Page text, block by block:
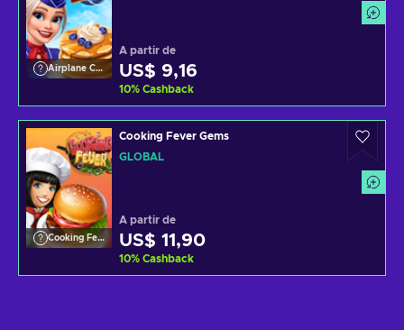
Airplane Chefs
A partir de
US$ 9,16
10% Cashback
Cooking Fever
Cooking Fever Gems
GLOBAL
A partir de
US$ 11,90
10% Cashback